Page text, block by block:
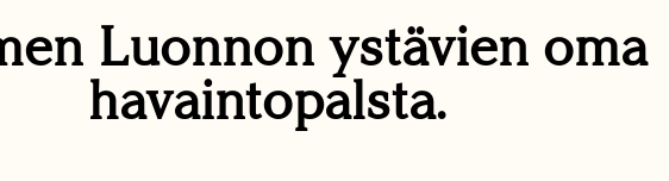
Luonnon ystävien oma
havaintopalsta.